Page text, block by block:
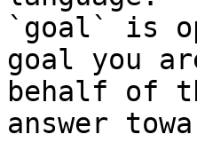
`goal` is
goal you
behalf of
answer